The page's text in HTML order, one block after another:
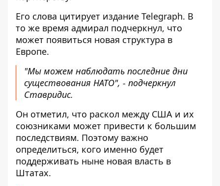
Его слова цитирует издание Telegraph. В
то же время адмирал подчеркнул, что
может появиться новая структура в
Европе.
"Мы можем наблюдать последние дни
существования НАТО", - подчеркнул
Ставридис.
Он отметил, что раскол между США и их
союзниками может привести к большим
последствиям. Поэтому важно
определиться, кого именно будет
поддерживать ныне новая власть в
Штатах.